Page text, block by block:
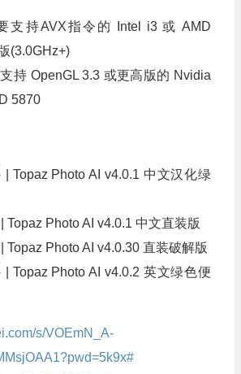
支持AVX指令的 Intel i3 或 AMD
(3.0GHz+)
持 OpenGL 3.3 或更高版的 Nvidia
5870
Topaz Photo AI v4.0.1 中文汉化绿
Topaz Photo AI v4.0.1 中文直装版
Topaz Photo AI v4.0.30 直装破解版
Topaz Photo AI v4.0.2 英文绿色便
s/VOEmN_A-